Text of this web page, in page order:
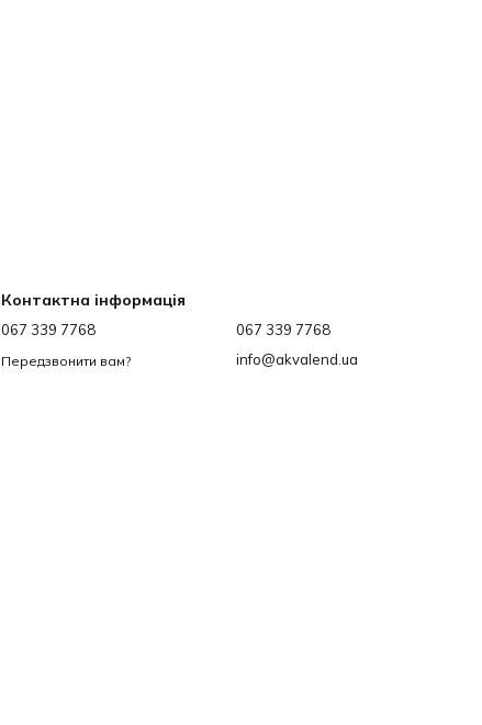
Контактна інформація
067 339 7768
Передзвонити вам?
067 339 7768
info@akvalend.ua